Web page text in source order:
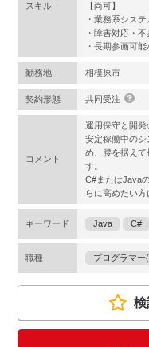
スキル
【尚可】
・業務系シス
・障害対応・
・長期参画可
勤務地 相模原市
契約形態 共同受注
コメント
運用保守と開発
安定稼働中の
め、腰を据えて
す。
C#またはJava
らに高めたい方
キーワード Java C#
職種 プログラマー
検